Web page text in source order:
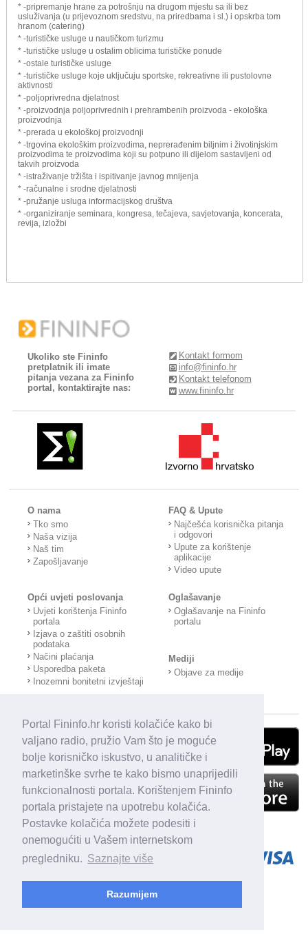
Portal Fininfo.hr koristi kolačiće kako bi
valjano radio, pružio Vam što je moguće
bolje korisničko iskustvo, u analitičke i
marketinške svrhe te kako bismo unaprijedili
funkcionalnosti portala. Korištenjem Fininfo
portala pristajete na upotrebu kolačića.
Postavke kolačića možete podesiti i
onemogućiti u Vašem internetskom
pregledniku. Saznajte više
Razumijem
* -pripremanje hrane za potrošnju na drugom mjestu sa ili bez
usluživanja (u prijevoznom sredstvu, na priredbama i sl.) i opskrba tom
hranom (catering)
* -turističke usluge u nautičkom turizmu
* -turističke usluge u ostalim oblicima turističke ponude
* -ostale turističke usluge
* -turističke usluge koje uključuju sportske, rekreativne ili pustolovne
aktivnosti
* -poljoprivredna djelatnost
* -proizvodnja poljoprivrednih i prehrambenih proizvoda - ekološka
proizvodnja
* -prerada u ekološkoj proizvodnji
* -trgovina ekološkim proizvodima, neprerađenim biljnim i životinjskim
proizvodima te proizvodima koji su potpuno ili dijelom sastavljeni od
takvih proizvoda
* -istraživanje tržišta i ispitivanje javnog mnijenja
* -računalne i srodne djelatnosti
* -pružanje usluga informacijskog društva
* -organiziranje seminara, kongresa, tečajeva, savjetovanja, koncerata,
revija, izložbi
Ukoliko ste Fininfo
pretplatnik ili imate
pitanja vezana za Fininfo
portal, kontaktirajte nas:
Kontakt formom
info@fininfo.hr
Kontakt telefonom
www.fininfo.hr
O nama
Tko smo
Naša vizija
Naš tim
Zapošljavanje
FAQ & Upute
Najčešća korisnička pitanja
i odgovori
Upute za korištenje
aplikacije
Video upute
Opći uvjeti poslovanja
Uvjeti korištenja Fininfo
portala
Izjava o zaštiti osobnih
podataka
Načini plaćanja
Usporedba paketa
Inozemni bonitetni izvještaji
Oglašavanje
Oglašavanje na Fininfo
portalu
Mediji
Objave za medije